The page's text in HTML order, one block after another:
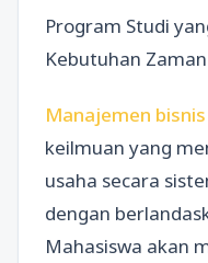
Program Studi
Kebutuhan Zaman
Manajemen
keilmuan yang
usaha secara
dengan
Mahasiswa akan